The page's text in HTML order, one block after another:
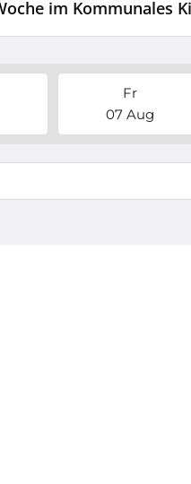
im Kommunales
Fr
07 Aug